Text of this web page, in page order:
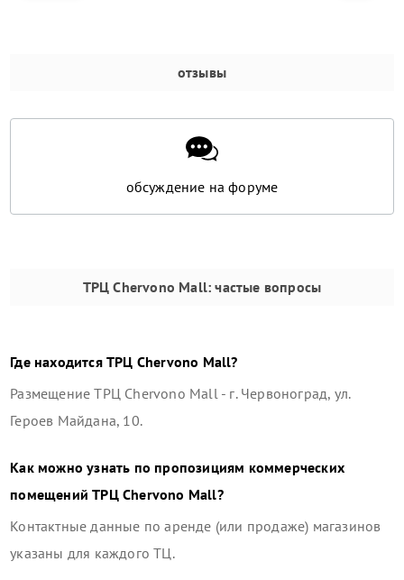
отзывы
обсуждение на форуме
ТРЦ Chervono Mall: частые вопросы
Где находитсяТРЦ Chervono Mall?
РазмещениеТРЦ Chervono Mall- г. Червоноград, ул.
Героев Майдана, 10.
Как можно узнать по пропозициям коммерческих
помещенийТРЦ Chervono Mall?
Контактные данные по аренде (или продаже) магазинов
указаны для каждого ТЦ.